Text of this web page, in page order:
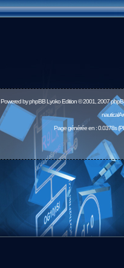
Powered byphpBBLyoko Edition © 2001, 2007
Page générée en : 0.0378s